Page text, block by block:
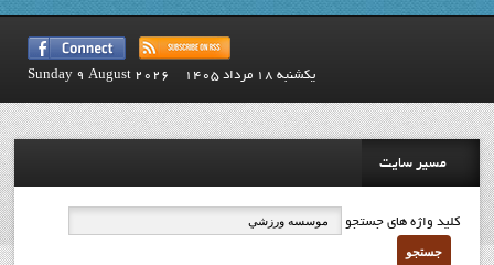
يكشنبه 18 مرداد 1405 Sunday 9 August 2026
مسیر سایت
کلید واژه های جستجو
جستجو